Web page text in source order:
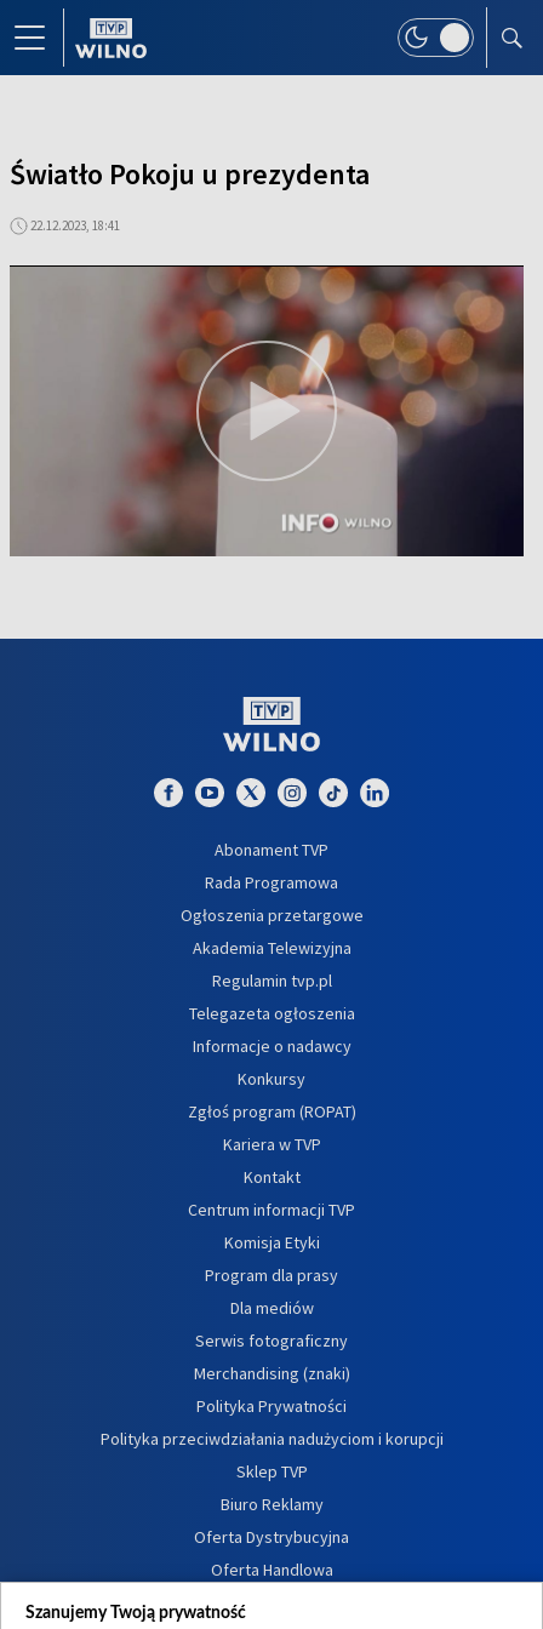
Światło Pokoju u prezydenta
22.12.2023, 18:41
Abonament TVP
Rada Programowa
Ogłoszenia przetargowe
Akademia Telewizyjna
Regulamin tvp.pl
Telegazeta ogłoszenia
Informacje o nadawcy
Konkursy
Zgłoś program (ROPAT)
Kariera w TVP
Kontakt
Centrum informacji TVP
Komisja Etyki
Program dla prasy
Dla mediów
Serwis fotograficzny
Merchandising (znaki)
Polityka Prywatności
Polityka przeciwdziałania nadużyciom i korupcji
Sklep TVP
Biuro Reklamy
Oferta Dystrybucyjna
Oferta Handlowa
Dostępność
Szanujemy Twoją prywatność